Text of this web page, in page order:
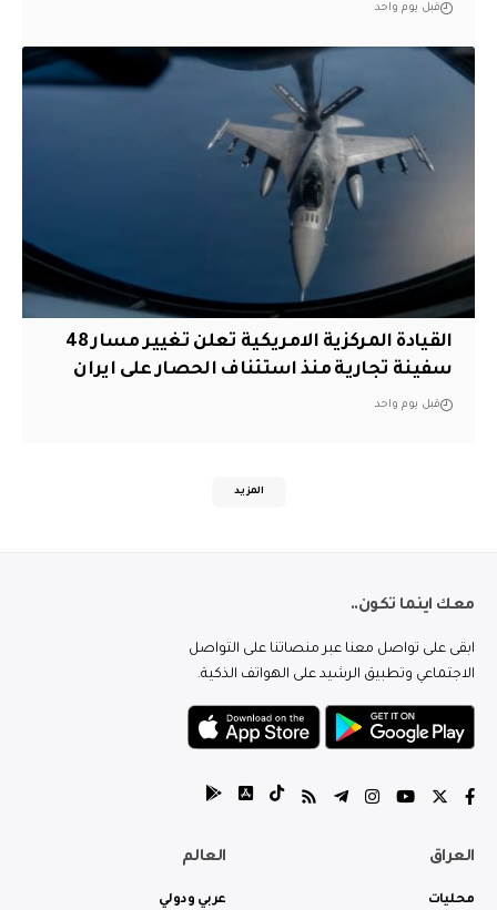
قبل يوم واحد
القيادة المركزية الامريكية تعلن تغيير مسار 48
سفينة تجارية منذ استئناف الحصار على ايران
قبل يوم واحد
المزيد
معك اينما تكون..
ابقى على تواصل معنا عبر منصاتنا على التواصل
الاجتماعي وتطبيق الرشيد على الهواتف الذكية.
العراق
محليات
العالم
عربي ودولي